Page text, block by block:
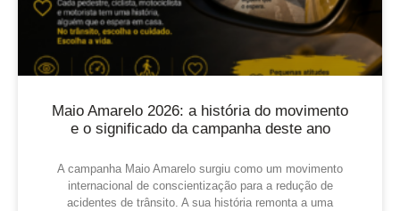
Maio Amarelo 2026: a história do movimento
e o significado da campanha deste ano
A campanha Maio Amarelo surgiu como um movimento
internacional de conscientização para a redução de
acidentes de trânsito. A sua história remonta a uma